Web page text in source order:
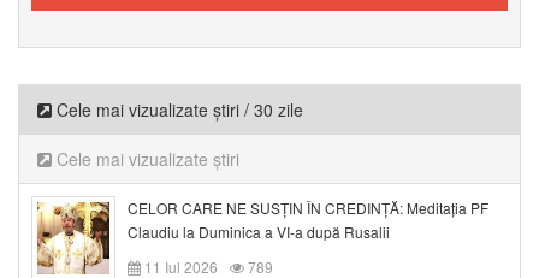
Cele mai vizualizate știri / 30 zile
Cele mai vizualizate știri
CELOR CARE NE SUSȚIN ÎN CREDINȚĂ: Meditația PF
Claudiu la Duminica a VI-a după Rusalii
11 Iul 2026
789